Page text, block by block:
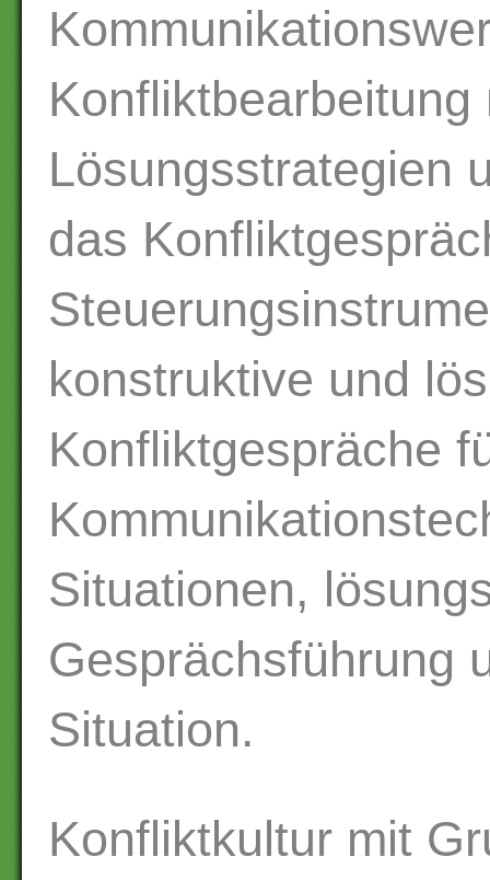
Lösungsstrategien
das
konstruktive und
Konfliktgespräche
Situationen,
Gesprächsführung
Situation.
Konfliktkultur mit